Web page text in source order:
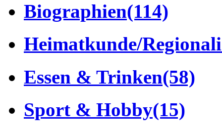
Biographien(114)
Heimatkunde/
Essen & Trinken(58)
Sport & Hobby(15)